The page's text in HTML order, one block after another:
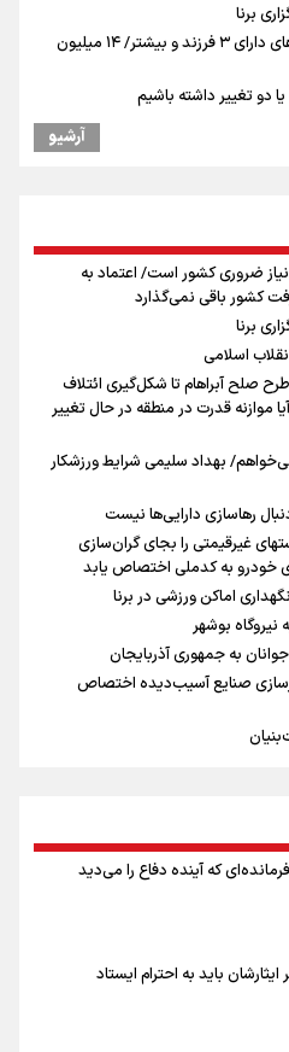
برنا
اعطای زمین ۲۰۰ متری به خانواده‌های دارای ۳ فرزند و بیشتر/ ۱۴ میلیون
دو تغییر داشته باشیم
مربیگری نکونام: هر کسی گفته نظر
شدن تنگه هرمز به شرایطی غیر از
با ایران هستیم
علاقه نکونام
آرشیو
ضروری کشور است/ اعتماد به
کشور باقی نمی‌گذارد
برنا
اسلامی
صلح آبراهام تا شکل‌گیری ائتلاف
موازنه قدرت در منطقه در حال تغییر
بهداد سلیمی شرایط ورزشکار
رهاسازی دارایی‌ها نیست
غیرقیمتی را بجای گران‌سازی
خودرو به کدملی اختصاص یابد
اماکن ورزشی در برنا
بوشهر
به جمهوری آذربایجان
بازسازی صنایع آسیب‌دیده اختصاص
منوط به پذیرش شروط ایران از سوی
و عمان ندارد
جدی دوران جنگ است/ خطر از
«محمود صارمی»
که آینده دفاع را می‌دید
ایثارشان باید به احترام ایستاد